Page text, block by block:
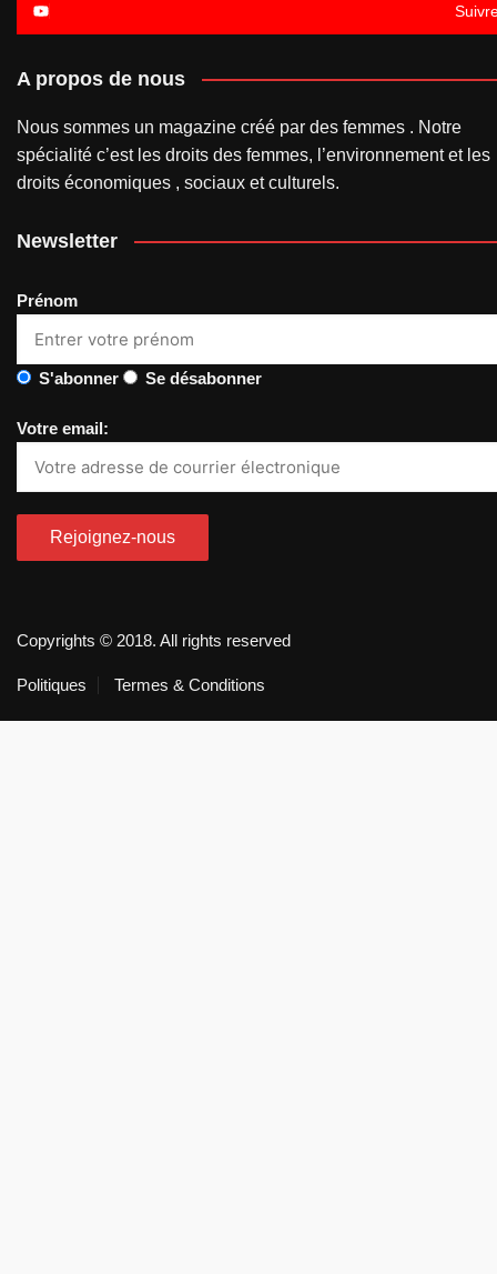
A propos de nous
Nous sommes un magazine créé par des femmes . Notre
spécialité c’est les droits des femmes, l’environnement et les
droits économiques , sociaux et culturels.
Newsletter
Prénom
S'abonner Se désabonner
Votre email:
Copyrights © 2018. All rights reserved
Politiques Termes & Conditions